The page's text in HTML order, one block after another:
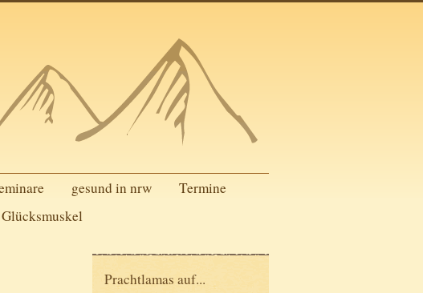
gesund in nrw
Termine
Prachtlamas auf...